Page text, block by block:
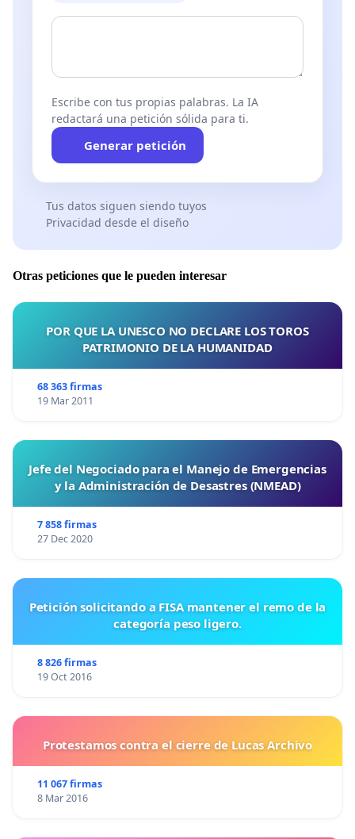
Escribe con tus propias palabras. La IA
redactará una petición sólida para ti.
Generar petición
Tus datos siguen siendo tuyos
Privacidad desde el diseño
Otras peticiones que le pueden interesar
POR QUE LA UNESCO NO DECLARE LOS TOROS
PATRIMONIO DE LA HUMANIDAD
68 363 firmas
19 Mar 2011
Jefe del Negociado para el Manejo de Emergencias
y la Administración de Desastres (NMEAD)
7 858 firmas
27 Dec 2020
Petición solicitando a FISA mantener el remo de la
categoría peso ligero.
8 826 firmas
19 Oct 2016
Protestamos contra el cierre de Lucas Archivo
11 067 firmas
8 Mar 2016